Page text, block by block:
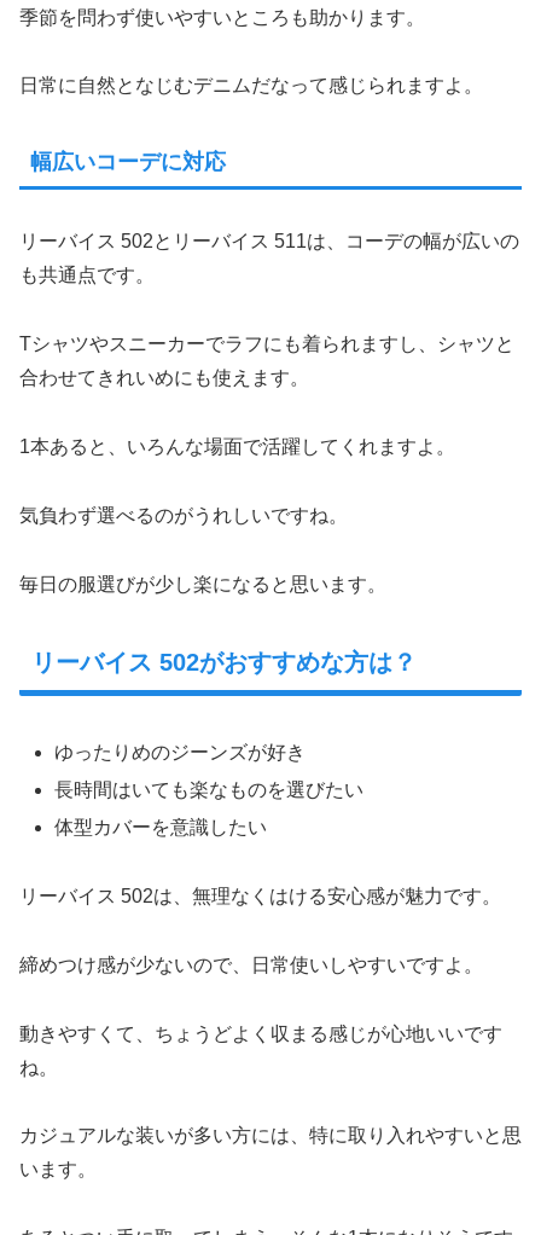
季節を問わず使いやすいところも助かります。
日常に自然となじむデニムだなって感じられますよ。
幅広いコーデに対応
リーバイス 502とリーバイス 511は、コーデの幅が広いの
も共通点です。
Tシャツやスニーカーでラフにも着られますし、シャツと
合わせてきれいめにも使えます。
1本あると、いろんな場面で活躍してくれますよ。
気負わず選べるのがうれしいですね。
毎日の服選びが少し楽になると思います。
リーバイス 502がおすすめな方は？
ゆったりめのジーンズが好き
長時間はいても楽なものを選びたい
体型カバーを意識したい
リーバイス 502は、無理なくはける安心感が魅力です。
締めつけ感が少ないので、日常使いしやすいですよ。
動きやすくて、ちょうどよく収まる感じが心地いいです
ね。
カジュアルな装いが多い方には、特に取り入れやすいと思
います。